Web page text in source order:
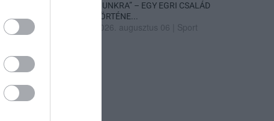
FIUNKRA” – EGY EGRI CSALÁD
TÖRTÉNE...
2026. augusztus 06 Sport